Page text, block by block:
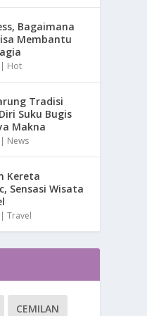
Bagaimana
Membantu
| Hot
Tradisi
Suku Bugis
Makna
| News
Kereta
Sensasi Wisata
|Travel
CEMILAN